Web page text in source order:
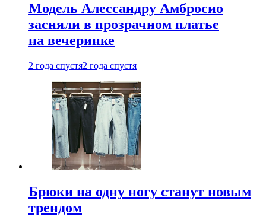
Модель Алессандру Амбросио
засняли в прозрачном платье
на вечеринке
2 года спустя2 года спустя
Брюки на одну ногу станут новым
трендом